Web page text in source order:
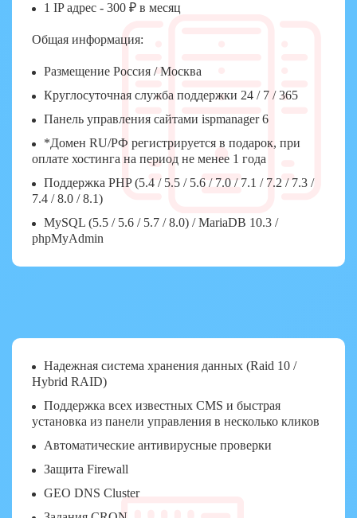
1 IP адрес - 300 ₽ в месяц
Общая информация:
Размещение Россия / Москва
Круглосуточная служба поддержки 24 / 7 / 365
Панель управления сайтами ispmanager 6
*Домен RU/РФ регистрируется в подарок, при
оплате хостинга на период не менее 1 года
Поддержка PHP (5.4 / 5.5 / 5.6 / 7.0 / 7.1 / 7.2 / 7.3 /
7.4 / 8.0 / 8.1)
MySQL (5.5 / 5.6 / 5.7 / 8.0) / MariaDB 10.3 /
phpMyAdmin
Надежная система хранения данных (Raid 10 /
Hybrid RAID)
Поддержка всех известных CMS и быстрая
установка из панели управления в несколько кликов
Автоматические антивирусные проверки
Защита Firewall
GEO DNS Cluster